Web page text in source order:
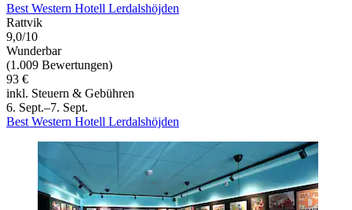
Best Western Hotell Lerdalshöjden
Rattvik
9,0/10
Wunderbar
(1.009 Bewertungen)
93 €
inkl. Steuern & Gebühren
6. Sept.–7. Sept.
Best Western Hotell Lerdalshöjden